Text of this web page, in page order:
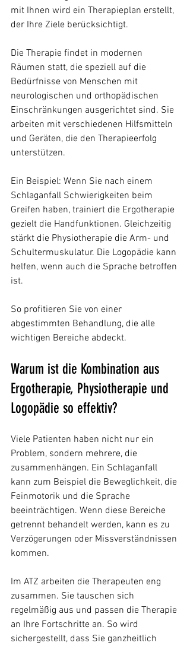
mit Ihnen wird ein Therapieplan erstellt,
der Ihre Ziele berücksichtigt.
Die Therapie findet in modernen
Räumen statt, die speziell auf die
Bedürfnisse von Menschen mit
neurologischen und orthopädischen
Einschränkungen ausgerichtet sind. Sie
arbeiten mit verschiedenen Hilfsmitteln
und Geräten, die den Therapieerfolg
unterstützen.
Ein Beispiel: Wenn Sie nach einem
Schlaganfall Schwierigkeiten beim
Greifen haben, trainiert die Ergotherapie
gezielt die Handfunktionen. Gleichzeitig
stärkt die Physiotherapie die Arm- und
Schultermuskulatur. Die Logopädie kann
helfen, wenn auch die Sprache betroffen
ist.
So profitieren Sie von einer
abgestimmten Behandlung, die alle
wichtigen Bereiche abdeckt.
Warum ist die Kombination aus
Ergotherapie, Physiotherapie und
Logopädie so effektiv?
Viele Patienten haben nicht nur ein
Problem, sondern mehrere, die
zusammenhängen. Ein Schlaganfall
kann zum Beispiel die Beweglichkeit, die
Feinmotorik und die Sprache
beeinträchtigen. Wenn diese Bereiche
getrennt behandelt werden, kann es zu
Verzögerungen oder Missverständnissen
kommen.
Im ATZ arbeiten die Therapeuten eng
zusammen. Sie tauschen sich
regelmäßig aus und passen die Therapie
an Ihre Fortschritte an. So wird
sichergestellt, dass Sie ganzheitlich